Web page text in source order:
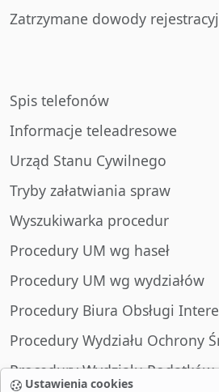
Ustawienia cookies
Zatrzymane dowody
Spis telefonów
Informacje teleadresowe
Urząd Stanu Cywilnego
Tryby załatwiania spraw
Wyszukiwarka procedur
Procedury UM wg haseł
Procedury UM wg wydziałów
Procedury Biura Obsługi
Procedury Wydziału Ochrony
Procedury Wydziału Podatków